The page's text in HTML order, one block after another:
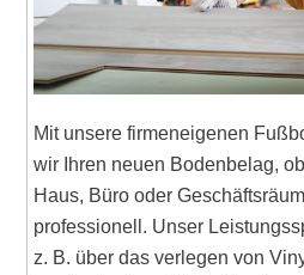
Mit unsere firmeneigenen
wir Ihren neuen Bodenbelag,
Haus, Büro oder
professionell. Unser
z. B. über das verlegen von